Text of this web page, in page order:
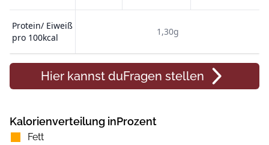
Protein/ Eiweiß
pro 100kcal
1,30g
Hier kannst duFragen stellen
Kalorienverteilung inProzent
Fett